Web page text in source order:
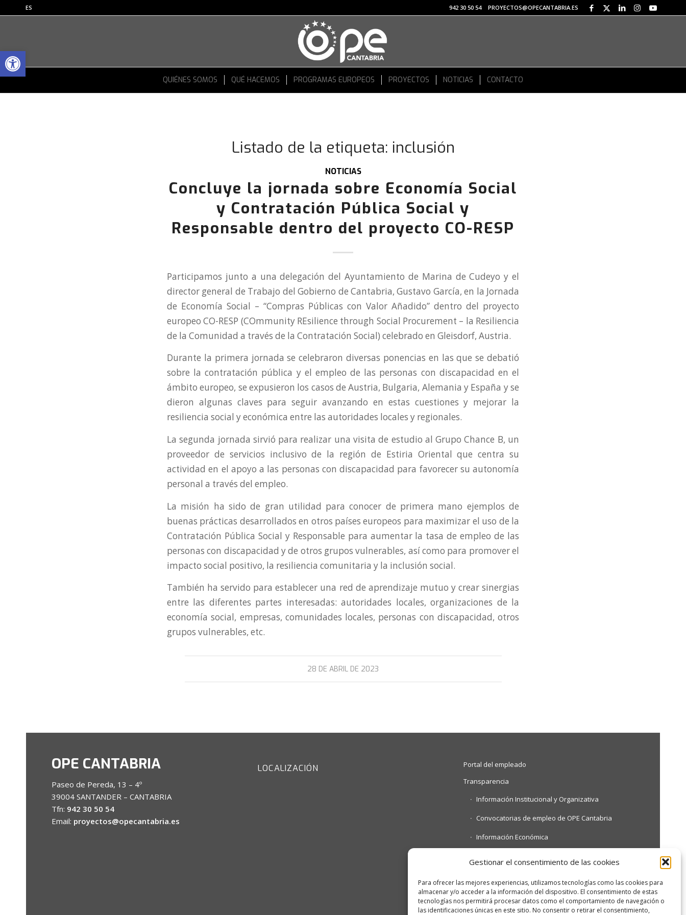
Abrir barra de herramientas
Gestionar el consentimiento de las cookies
Para ofrecer las mejores experiencias, utilizamos tecnologías como las cookies para
almacenar y/o acceder a la información del dispositivo. El consentimiento de estas
tecnologías nos permitirá procesar datos como el comportamiento de navegación o
las identificaciones únicas en este sitio. No consentir o retirar el consentimiento,
ES 942 30 50 54 PROYECTOS@OPECANTABRIA.ES
QUIÉNES SOMOS QUÉ HACEMOS PROGRAMAS EUROPEOS PROYECTOS NOTICIAS CONTACTO
Listado de la etiqueta: inclusión
NOTICIAS
Concluye la jornada sobre Economía Social
y Contratación Pública Social y
Responsable dentro del proyecto CO-RESP
Participamos junto a una delegación del Ayuntamiento de Marina de Cudeyo y el
director general de Trabajo del Gobierno de Cantabria, Gustavo García, en la Jornada
de Economía Social – “Compras Públicas con Valor Añadido” dentro del proyecto
europeo CO-RESP (COmmunity REsilience through Social Procurement – la Resiliencia
de la Comunidad a través de la Contratación Social) celebrado en Gleisdorf, Austria.
Durante la primera jornada se celebraron diversas ponencias en las que se debatió
sobre la contratación pública y el empleo de las personas con discapacidad en el
ámbito europeo, se expusieron los casos de Austria, Bulgaria, Alemania y España y se
dieron algunas claves para seguir avanzando en estas cuestiones y mejorar la
resiliencia social y económica entre las autoridades locales y regionales.
La segunda jornada sirvió para realizar una visita de estudio al Grupo Chance B, un
proveedor de servicios inclusivo de la región de Estiria Oriental que centra su
actividad en el apoyo a las personas con discapacidad para favorecer su autonomía
personal a través del empleo.
La misión ha sido de gran utilidad para conocer de primera mano ejemplos de
buenas prácticas desarrollados en otros países europeos para maximizar el uso de la
Contratación Pública Social y Responsable para aumentar la tasa de empleo de las
personas con discapacidad y de otros grupos vulnerables, así como para promover el
impacto social positivo, la resiliencia comunitaria y la inclusión social.
También ha servido para establecer una red de aprendizaje mutuo y crear sinergias
entre las diferentes partes interesadas: autoridades locales, organizaciones de la
economía social, empresas, comunidades locales, personas con discapacidad, otros
grupos vulnerables, etc.
28 DE ABRIL DE 2023
OPE CANTABRIA
Paseo de Pereda, 13 – 4º
39004 SANTANDER – CANTABRIA
Tfn: 942 30 50 54
Email: proyectos@opecantabria.es
LOCALIZACIÓN
Portal del empleado
Transparencia
Información Institucional y Organizativa
Convocatorias de empleo de OPE Cantabria
Información Económica